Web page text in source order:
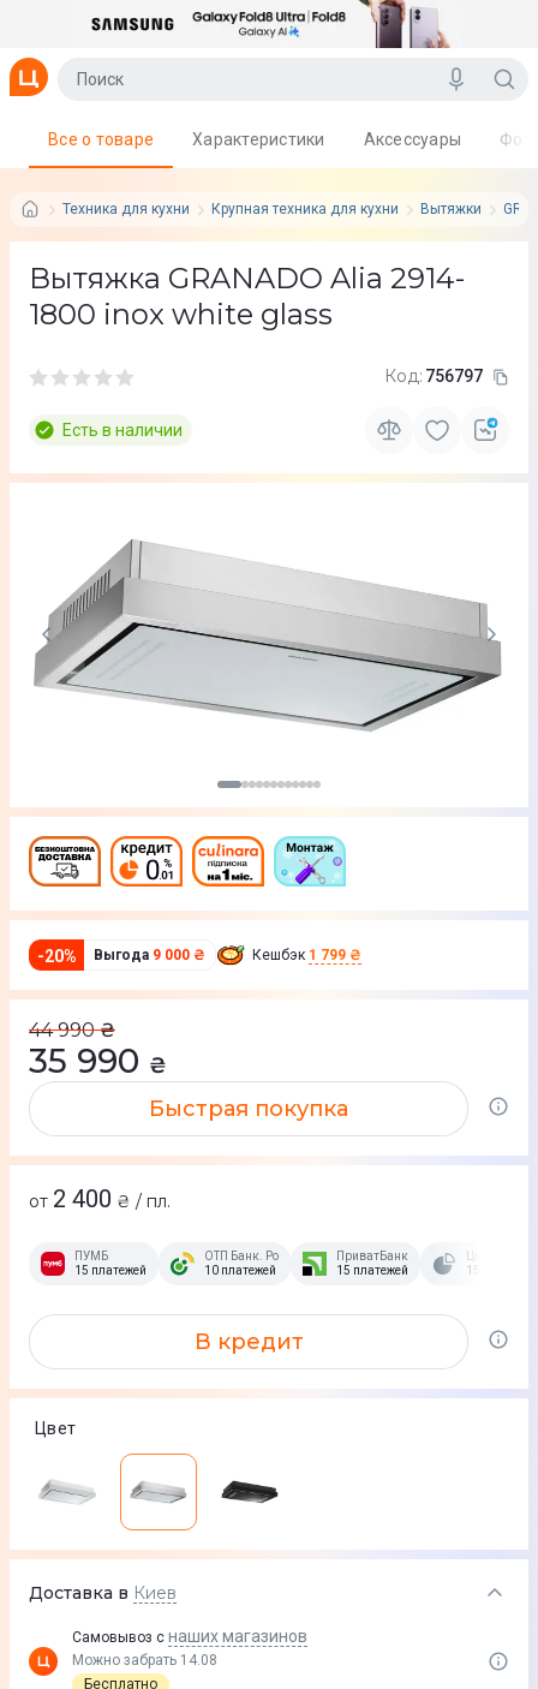
Техника для кухни Крупная техника для кухни Вытяжки
Все о товаре Характеристики Аксессуары
Вытяжка GRANADO Alia 2914-
1800 inox white glass
Код: 756797
Есть в наличии
-20% Выгода 9 000 ₴ Кешбэк 1 799 ₴
44 990 ₴
35 990 ₴
Быстрая покупка
от 2 400 ₴ / пл.
ПУМБ
15 платежей
ОТП Банк. Розстрочка Скибочка.
10 платежей
ПриватБанк
15 платежей
15 платежей
В кредит
Цвет
Доставка в Киев
Самовывоз с наших магазинов
Можно забрать 14.08
Бесплатно